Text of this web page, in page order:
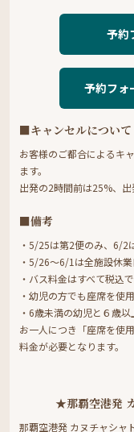
予約
予約フォ
■キャンセルについて
お客様のご都合によるキ
ます。
出発の2時間前は25%、
■備考
・5/25は第2便のみ、6/2
・5/26～6/1は全施設休業
・バス料金はすべて税込で
・幼児の方でも座席を使
・6歳未満の幼児と６歳
お一人につき「座席を使
料金が必要となります。
★那覇空港発
那覇空港発 カヌチャシャ